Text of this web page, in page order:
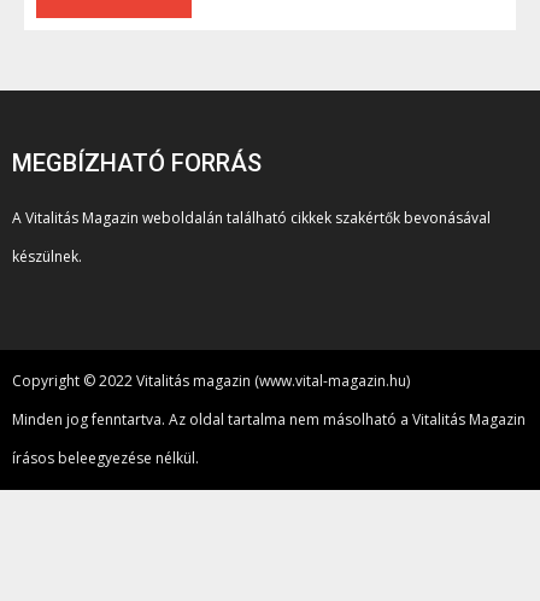
MEGBÍZHATÓ FORRÁS
A Vitalitás Magazin weboldalán található cikkek szakértők bevonásával
készülnek.
Copyright © 2022 Vitalitás magazin (www.vital-magazin.hu)
Minden jog fenntartva. Az oldal tartalma nem másolható a Vitalitás Magazin
írásos beleegyezése nélkül.